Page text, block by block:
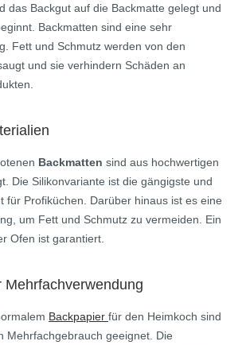
das Backgut auf die Backmatte gelegt und
Backmatten sind eine sehr
Fett und Schmutz werden von den
und sie verhindern Schäden an
Backmatten sind aus hochwertigen
Die Silikonvariante ist die gängigste und
für Profiküchen. Darüber hinaus ist es eine
um Fett und Schmutz zu vermeiden. Ein
Ofen ist garantiert.
Mehrfachverwendung
Backpapier für den Heimkoch sind
Mehrfachgebrauch geeignet. Die